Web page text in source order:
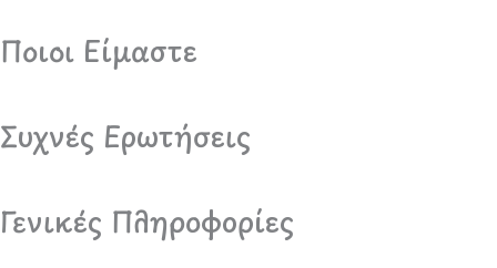
Ποιοι Είμαστε
Συχνές Ερωτήσεις
Γενικές Πληροφορίες